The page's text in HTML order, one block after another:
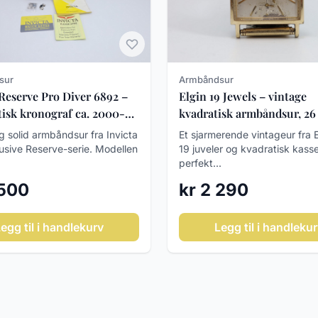
Pro Diver 6892 –
kronograf ca. 2000-
solid armbåndsur fra Invicta
Reserve-serie. Modellen
til i handlekurv
Armbåndsur
Elgin 19 Jewels – vintage
kvadratisk armbåndsur,
Et sjarmerende vintageur fra
19 juveler og kvadratisk
perfekt...
kr 2 290
Legg til i